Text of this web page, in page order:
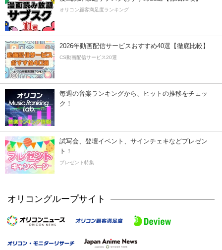
オリコン顧客満足度ランキング
2026年動画配信サービスおすすめ40選【徹底比較】
CS動画配信サービス20選
毎週の音楽ランキングから、ヒットの推移をチェッ
ク！
試写会、登壇イベント、サインチェキなどプレゼン
ト！
プレゼント特集
オリコングループサイト